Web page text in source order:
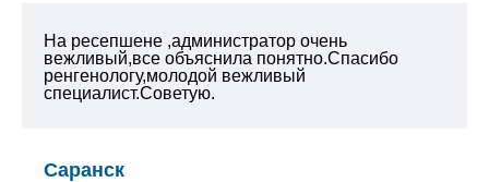
На ресепшене ,администратор очень
вежливый,все объяснила понятно.Спасибо
ренгенологу,молодой вежливый
специалист.Советую.
Саранск